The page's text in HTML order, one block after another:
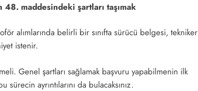
48. maddesindeki şartları taşımak
alımlarında belirli bir sınıfta sürücü belgesi, tekniker
istenir.
Genel şartları sağlamak başvuru yapabilmenin ilk
ayrıntılarını da bulacaksınız.